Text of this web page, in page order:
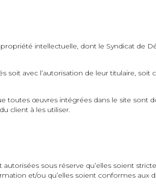
intellectuelle, dont le Syndicat de
avec l’autorisation de leur titulaire, soit
toutes œuvres intégrées dans le site sont
client à les utiliser.
sous réserve qu’elles soient
et/ou qu’elles soient conformes aux